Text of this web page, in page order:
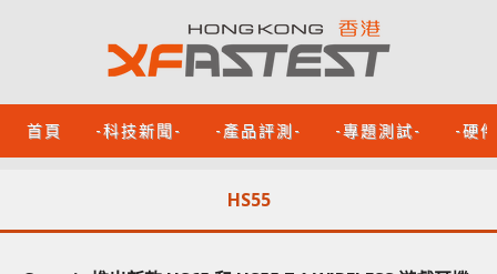
首頁 -科技新聞- -產品評測- -專題測試- -硬
HS55